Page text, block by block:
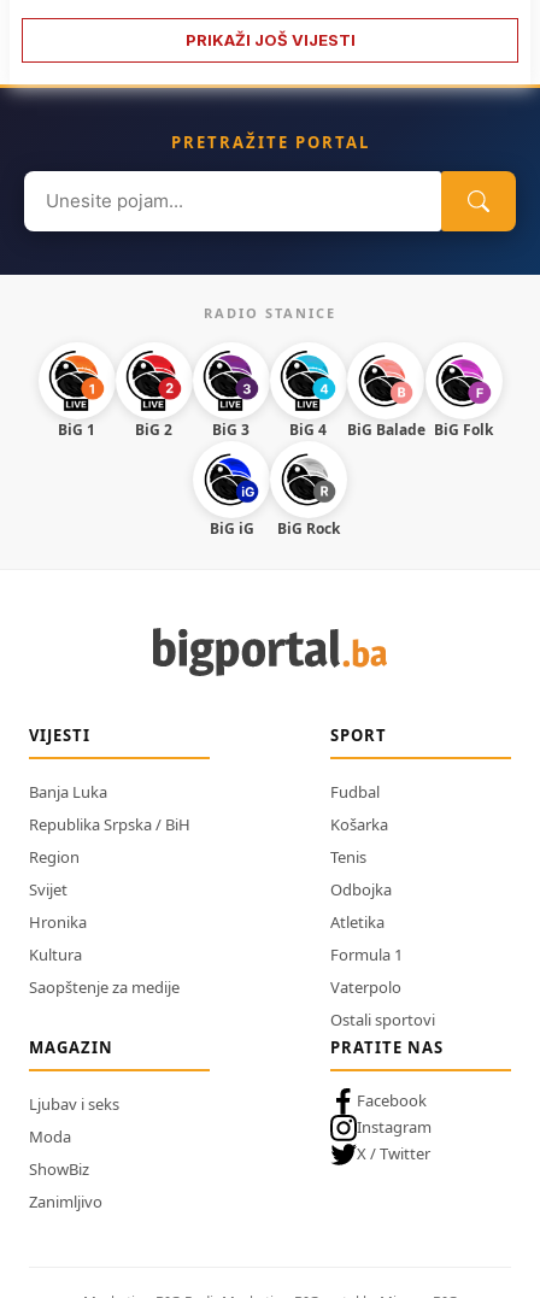
PRIKAŽI JOŠ VIJESTI
PRETRAŽITE PORTAL
Search
for:
RADIO STANICE
BiG 1 BiG 2 BiG 3 BiG 4 BiG Balade BiG Folk
BiG iG BiG Rock
VIJESTI
Banja Luka
Republika Srpska / BiH
Region
Svijet
Hronika
Kultura
Saopštenje za medije
SPORT
Fudbal
Košarka
Tenis
Odbojka
Atletika
Formula 1
Vaterpolo
Ostali sportovi
MAGAZIN
Ljubav i seks
Moda
ShowBiz
Zanimljivo
PRATITE NAS
Facebook
Instagram
X / Twitter